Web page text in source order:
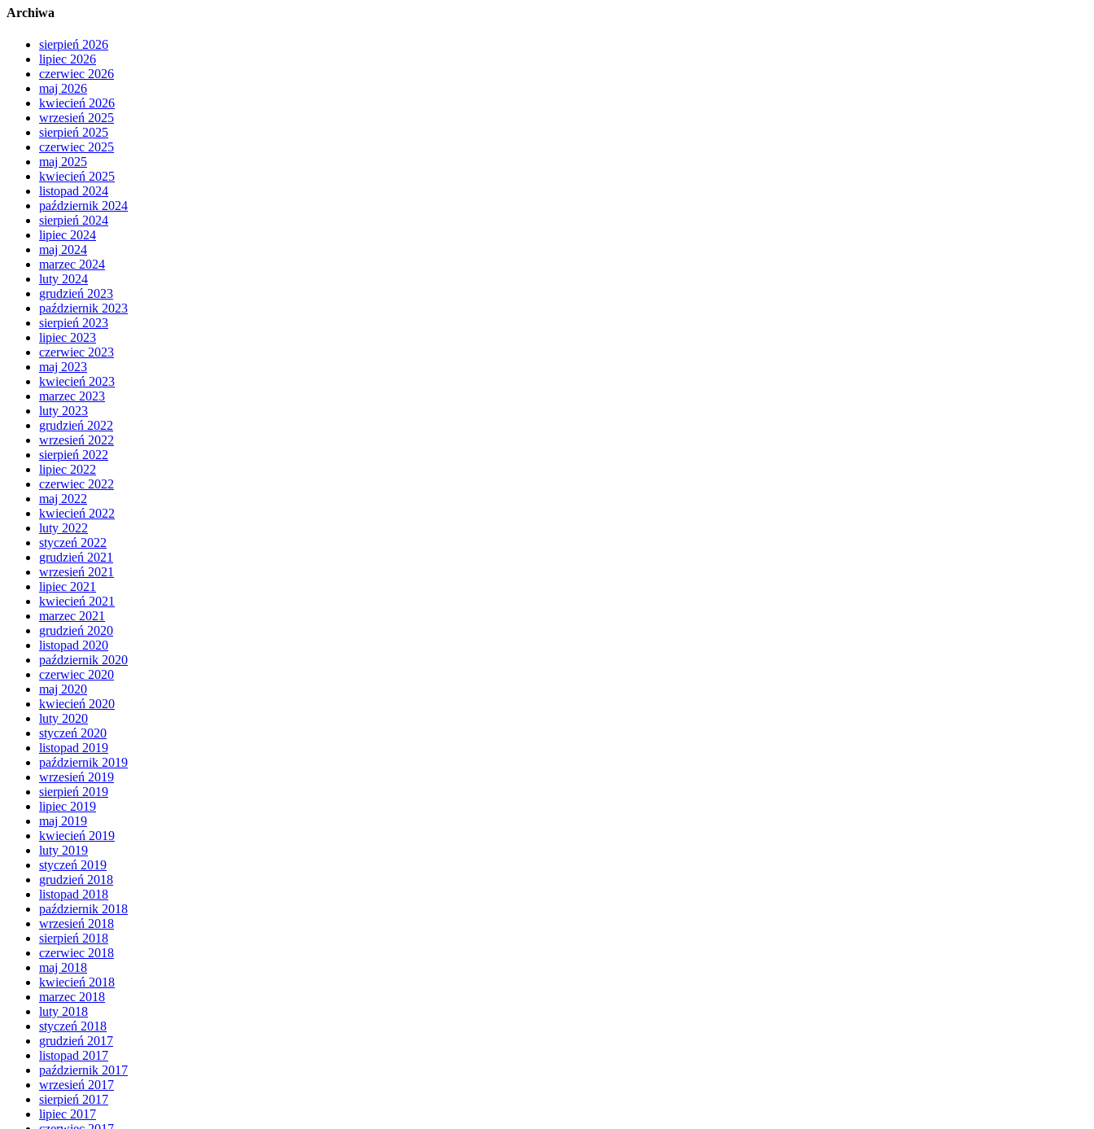
Archiwa
sierpień 2026
lipiec 2026
czerwiec 2026
maj 2026
kwiecień 2026
wrzesień 2025
sierpień 2025
czerwiec 2025
maj 2025
kwiecień 2025
listopad 2024
październik 2024
sierpień 2024
lipiec 2024
maj 2024
marzec 2024
luty 2024
grudzień 2023
październik 2023
sierpień 2023
lipiec 2023
czerwiec 2023
maj 2023
kwiecień 2023
marzec 2023
luty 2023
grudzień 2022
wrzesień 2022
sierpień 2022
lipiec 2022
czerwiec 2022
maj 2022
kwiecień 2022
luty 2022
styczeń 2022
grudzień 2021
wrzesień 2021
lipiec 2021
kwiecień 2021
marzec 2021
grudzień 2020
listopad 2020
październik 2020
czerwiec 2020
maj 2020
kwiecień 2020
luty 2020
styczeń 2020
listopad 2019
październik 2019
wrzesień 2019
sierpień 2019
lipiec 2019
maj 2019
kwiecień 2019
luty 2019
styczeń 2019
grudzień 2018
listopad 2018
październik 2018
wrzesień 2018
sierpień 2018
czerwiec 2018
maj 2018
kwiecień 2018
marzec 2018
luty 2018
styczeń 2018
grudzień 2017
listopad 2017
październik 2017
wrzesień 2017
sierpień 2017
lipiec 2017